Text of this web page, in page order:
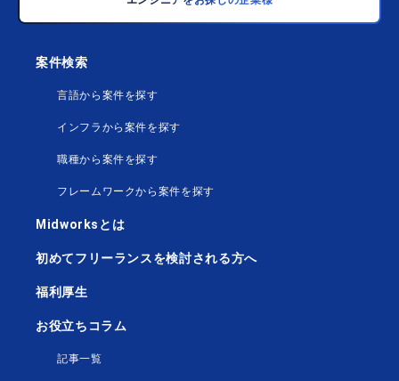
案件検索
言語から案件を探す
インフラから案件を探す
職種から案件を探す
フレームワークから案件を探す
Midworksとは
初めてフリーランスを検討される方へ
福利厚生
お役立ちコラム
記事一覧